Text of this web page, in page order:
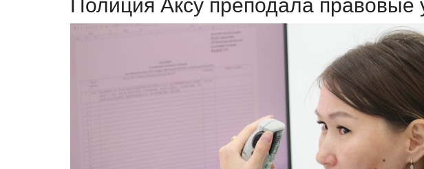
Полиция Аксу преподала правовые